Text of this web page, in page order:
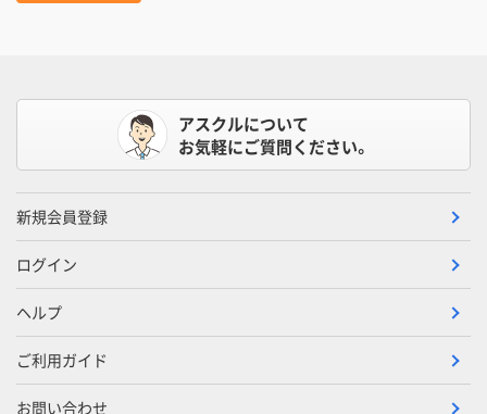
アスクルについて
お気軽にご質問ください。
新規会員登録
ログイン
ヘルプ
ご利用ガイド
お問い合わせ